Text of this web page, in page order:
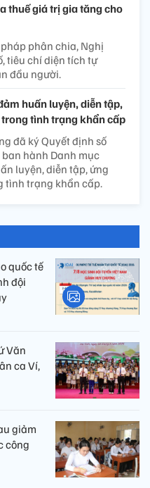
thuế giá trị gia tăng cho
phân chia, Nghị
tiêu chí diện tích tự
đầu người.
huấn luyện, diễn tập,
tình trạng khẩn cấp
đã ký Quyết định số
hành Danh mục
luyện, diễn tập, ứng
tình trạng khẩn cấp.
quốc tế
đội
Văn
ca Ví,
giảm
công